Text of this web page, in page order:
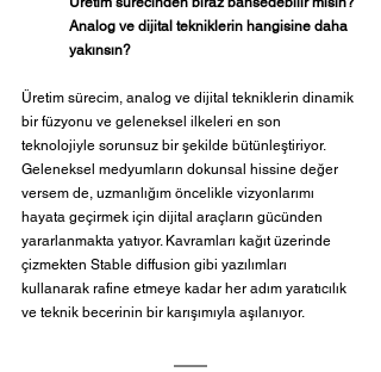
Analog ve dijital tekniklerin hangisine daha
yakınsın?
Üretim sürecim, analog ve dijital tekniklerin dinamik
bir füzyonu ve geleneksel ilkeleri en son
teknolojiyle sorunsuz bir şekilde bütünleştiriyor.
Geleneksel medyumların dokunsal hissine değer
versem de, uzmanlığım öncelikle vizyonlarımı
hayata geçirmek için dijital araçların gücünden
yararlanmakta yatıyor. Kavramları kağıt üzerinde
çizmekten Stable diffusion gibi yazılımları
kullanarak rafine etmeye kadar her adım yaratıcılık
ve teknik becerinin bir karışımıyla aşılanıyor.